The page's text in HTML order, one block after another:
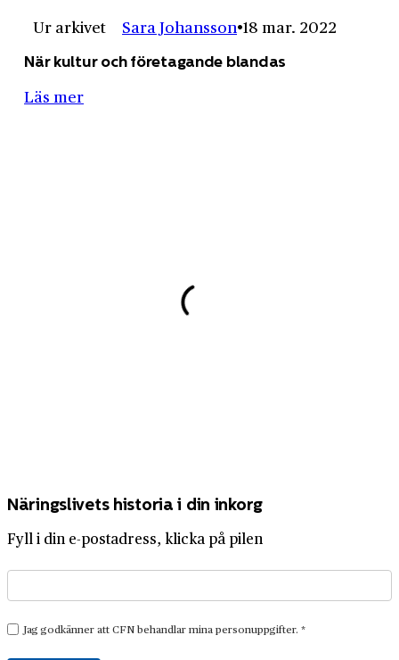
Ur arkivet Sara Johansson 18 mar. 2022
När kultur och företagande blandas
Läs mer
Näringslivets historia i din inkorg
Fyll i din e-postadress, klicka på pilen